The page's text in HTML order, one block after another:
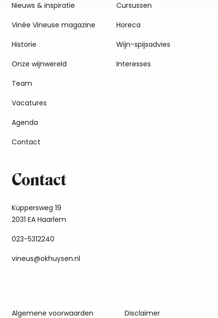
Nieuws & inspiratie
Vinée Vineuse magazine
Historie
Onze wijnwereld
Team
Vacatures
Agenda
Contact
Cursussen
Horeca
Wijn-spijsadvies
Interesses
Contact
Küppersweg 19
2031 EA Haarlem
023-5312240
vineus@okhuysen.nl
Algemene voorwaarden Disclaimer